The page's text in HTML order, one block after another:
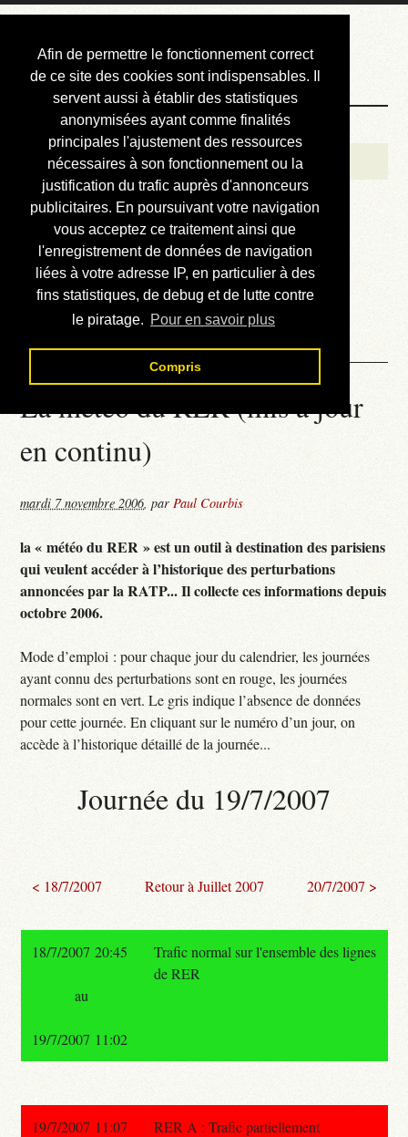
Afin de permettre le fonctionnement correct
de ce site des cookies sont indispensables. Il
servent aussi à établir des statistiques
anonymisées ayant comme finalités
principales l'ajustement des ressources
nécessaires à son fonctionnement ou la
justification du trafic auprès d'annonceurs
publicitaires. En poursuivant votre navigation
vous acceptez ce traitement ainsi que
l'enregistrement de données de navigation
liées à votre adresse IP, en particulier à des
fins statistiques, de debug et de lutte contre
le piratage. Pour en savoir plus
Compris
Courbis, « LE »
Blog Officiel
Bienvenue
Réalisations
Divers (et d’été)
Annonces
Liens externes
Téléchargement
Contact
La météo du RER (mis à jour
en continu)
mardi 7 novembre 2006,parPaul Courbis
la « météo du RER » est un outil à destination des parisiens
qui veulent accéder à l’historique des perturbations
annoncées par la RATP... Il collecte ces informations depuis
octobre 2006.
Mode d’emploi : pour chaque jour du calendrier, les journées
ayant connu des perturbations sont en rouge, les journées
normales sont en vert. Le gris indique l’absence de données
pour cette journée. En cliquant sur le numéro d’un jour, on
accède à l’historique détaillé de la journée...
Journée du 19/7/2007
< 18/7/2007 Retour à Juillet 2007 20/7/2007 >
18/7/2007 20:45
Trafic normal sur l'ensemble des lignes
de RER
au
19/7/2007 11:02
19/7/2007 11:07
RER A : Trafic partiellement